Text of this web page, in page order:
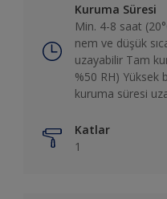
Kuruma Süresi
Min. 4-8 saat
nem ve düşük
uzayabilir Tam
%50 RH) Yüksek
kuruma süresi
Katlar
1